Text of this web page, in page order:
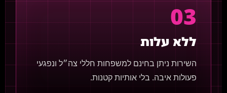
03
ללא עלות
השירות ניתן בחינם למשפחות חללי צה״ל ונפגעי
פעולות איבה. בלי אותיות קטנות.